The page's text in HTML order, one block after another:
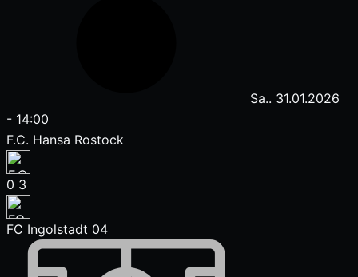
Sa.. 31.01.2026
- 14:00
F.C. Hansa Rostock
0 3
FC Ingolstadt 04